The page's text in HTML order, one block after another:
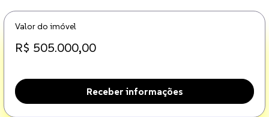
Valor do imóvel
R$ 505.000,00
Receber informações